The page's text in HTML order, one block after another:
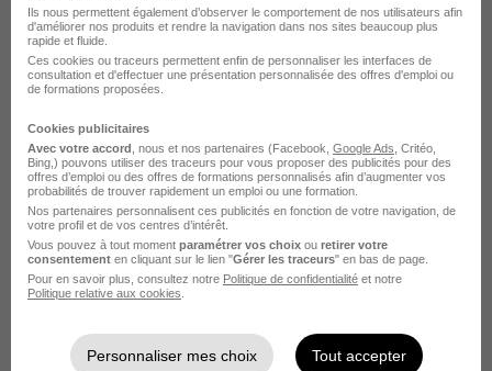
Mettray - 37 CDI
Temps partiel
12,31 - 12,33 € / heure
Soyez l'un des premiers à postuler
Agent d'Entretien à Domicile - CDI -
Temps Partiel H/F
Ils nous permettent également d’observer le comportement de nos utilisateurs afin
d'améliorer nos produits et rendre la navigation dans nos sites beaucoup plus
rapide et fluide.
Ces cookies ou traceurs permettent enfin de personnaliser les interfaces de
consultation et d'effectuer une présentation personnalisée des offres d'emploi ou
de formations proposées.
Cookies publicitaires
Avec votre accord , nous et nos partenaires (Facebook, Google Ads , Critéo,
Bing,) pouvons utiliser des traceurs pour vous proposer des publicités pour des
offres d’emploi ou des offres de formations personnalisés afin d’augmenter vos
probabilités de trouver rapidement un emploi ou une formation.
Nos partenaires personnalisent ces publicités en fonction de votre navigation, de
votre profil et de vos centres d’intérêt.
Vous pouvez à tout moment paramétrer vos choix ou retirer votre
consentement en cliquant sur le lien "Gérer les traceurs" en bas de page.
Pour en savoir plus, consultez notre Politique de confidentialité et notre
Politique relative aux cookies
Personnaliser mes choix Tout accepter